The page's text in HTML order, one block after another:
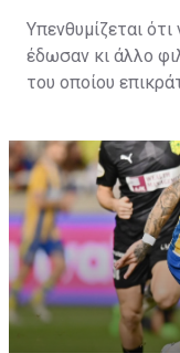
Υπενθυμίζεται
έδωσαν κι άλλο
του οποίου